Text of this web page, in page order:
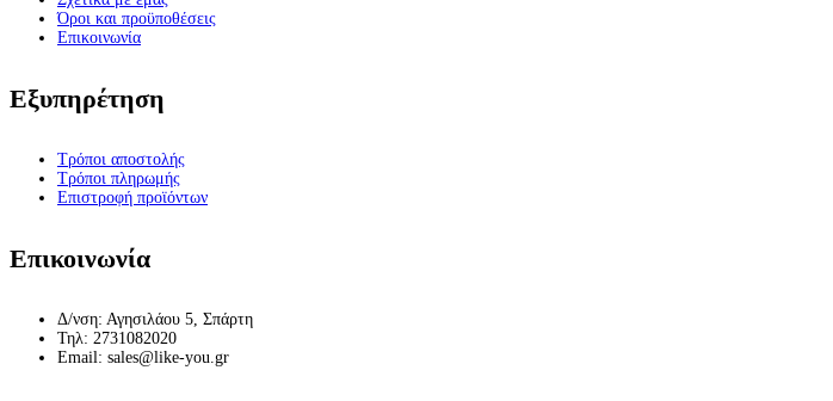
Όροι και προϋποθέσεις
Επικοινωνία
Εξυπηρέτηση
Τρόποι αποστολής
Τρόποι πληρωμής
Επιστροφή προϊόντων
Επικοινωνία
Δ/νση: Αγησιλάου 5, Σπάρτη
Τηλ: 2731082020
Email: sales@like-you.gr